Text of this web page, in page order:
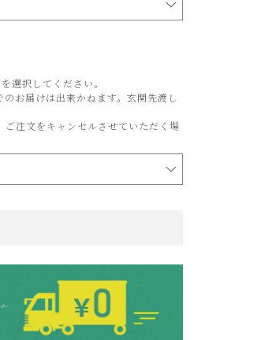
選択してください。
お届けは出来かねます。玄関先渡し
注文をキャンセルさせていただく場